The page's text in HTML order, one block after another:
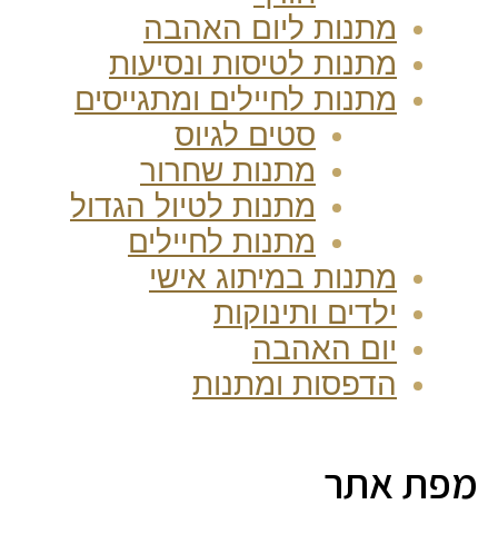
מתנות ליום האהבה
מתנות לטיסות ונסיעות
מתנות לחיילים ומתגייסים
סטים לגיוס
מתנות שחרור
מתנות לטיול הגדול
מתנות לחיילים
מתנות במיתוג אישי
ילדים ותינוקות
יום האהבה
הדפסות ומתנות
מפת אתר